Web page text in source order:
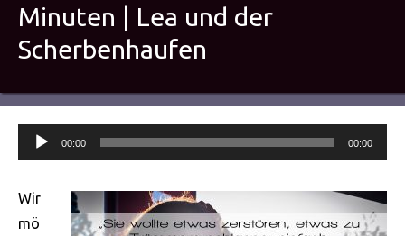
Minuten | Lea und der
Scherbenhaufen
Audio-
Player
00:00 00:00
Wir
mö